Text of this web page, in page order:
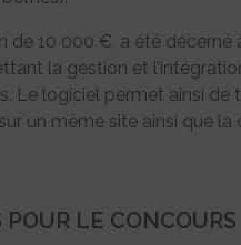
de 10 000 €, a été
la gestion et
Le logiciel permet ainsi de
un même site ainsi que
LE